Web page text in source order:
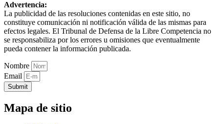
Advertencia:
La publicidad de las resoluciones contenidas en este sitio, no
constituye comunicación ni notificación válida de las mismas para
efectos legales. El Tribunal de Defensa de la Libre Competencia no
se responsabiliza por los errores u omisiones que eventualmente
pueda contener la información publicada.
Nombre
Email
Submit
Mapa de sitio